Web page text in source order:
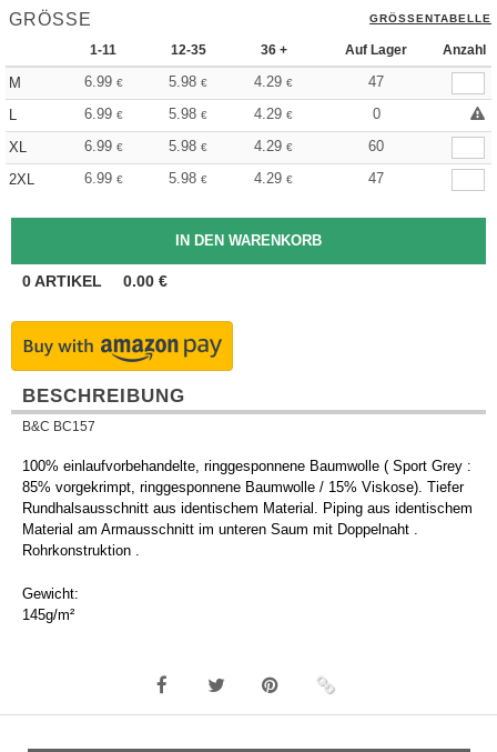
GRÖSSE GRÖSSENTABELLE
1-11 12-35 36 + Auf Lager Anzahl
M 6.99 € 5.98 € 4.29 €
47
L
6.99 € 5.98 € 4.29 €
0
XL
6.99 € 5.98 € 4.29 €
60
2XL
6.99 € 5.98 € 4.29 € 47
0ARTIKEL 0.00 €
BESCHREIBUNG
B&C BC157
100% einlaufvorbehandelte, ringgesponnene Baumwolle ( Sport Grey :
85% vorgekrimpt, ringgesponnene Baumwolle / 15% Viskose). Tiefer
Rundhalsausschnitt aus identischem Material. Piping aus identischem
Material am Armausschnitt im unteren Saum mit Doppelnaht .
Rohrkonstruktion .
Gewicht:
145g/m²